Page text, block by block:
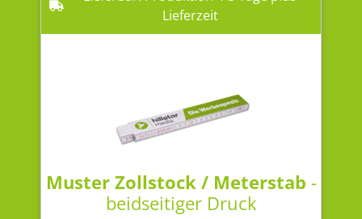
Lieferzeit
Muster Zollstock / Meterstab -
beidseitiger Druck